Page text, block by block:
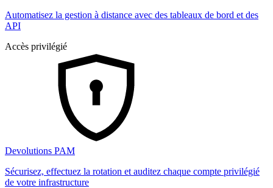
Automatisez la gestion à distance avec des tableaux de bord et des
API
Accès privilégié
Devolutions PAM
Sécurisez, effectuez la rotation et auditez chaque compte privilégié
de votre infrastructure